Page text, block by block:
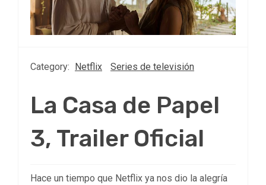
Category: Netflix Series de televisión
La Casa de Papel
3, Trailer Oficial
Hace un tiempo que Netflix ya nos dio la alegría